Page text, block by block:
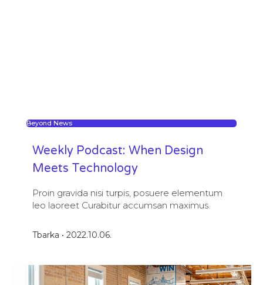
Beyond News
Weekly Podcast: When Design
Meets Technology
Proin gravida nisi turpis, posuere elementum
leo laoreet Curabitur accumsan maximus.
Tbarka 2022.10.06.